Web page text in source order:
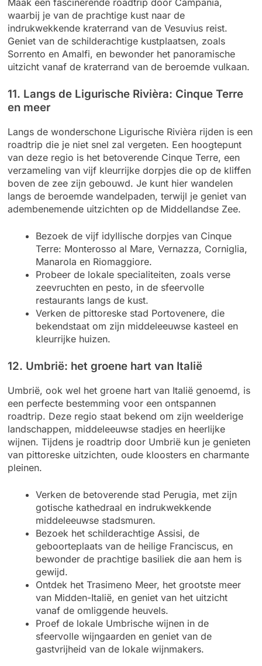
Maak een fascinerende roadtrip door Campania,
waarbij je van de prachtige kust naar de
indrukwekkende kraterrand van de Vesuvius reist.
Geniet van de schilderachtige kustplaatsen, zoals
Sorrento en Amalfi, en bewonder het panoramische
uitzicht vanaf de kraterrand van de beroemde vulkaan.
11. Langs de Ligurische Rivièra: Cinque Terre
en meer
Langs de wonderschone Ligurische Rivièra rijden is een
roadtrip die je niet snel zal vergeten. Een hoogtepunt
van deze regio is het betoverende Cinque Terre, een
verzameling van vijf kleurrijke dorpjes die op de kliffen
boven de zee zijn gebouwd. Je kunt hier wandelen
langs de beroemde wandelpaden, terwijl je geniet van
adembenemende uitzichten op de Middellandse Zee.
Bezoek de vijf idyllische dorpjes van Cinque
Terre: Monterosso al Mare, Vernazza, Corniglia,
Manarola en Riomaggiore.
Probeer de lokale specialiteiten, zoals verse
zeevruchten en pesto, in de sfeervolle
restaurants langs de kust.
Verken de pittoreske stad Portovenere, die
bekendstaat om zijn middeleeuwse kasteel en
kleurrijke huizen.
12. Umbrië: het groene hart van Italië
Umbrië, ook wel het groene hart van Italië genoemd, is
een perfecte bestemming voor een ontspannen
roadtrip. Deze regio staat bekend om zijn weelderige
landschappen, middeleeuwse stadjes en heerlijke
wijnen. Tijdens je roadtrip door Umbrië kun je genieten
van pittoreske uitzichten, oude kloosters en charmante
pleinen.
Verken de betoverende stad Perugia, met zijn
gotische kathedraal en indrukwekkende
middeleeuwse stadsmuren.
Bezoek het schilderachtige Assisi, de
geboorteplaats van de heilige Franciscus, en
bewonder de prachtige basiliek die aan hem is
gewijd.
Ontdek het Trasimeno Meer, het grootste meer
van Midden-Italië, en geniet van het uitzicht
vanaf de omliggende heuvels.
Proef de lokale Umbrische wijnen in de
sfeervolle wijngaarden en geniet van de
gastvrijheid van de lokale wijnmakers.